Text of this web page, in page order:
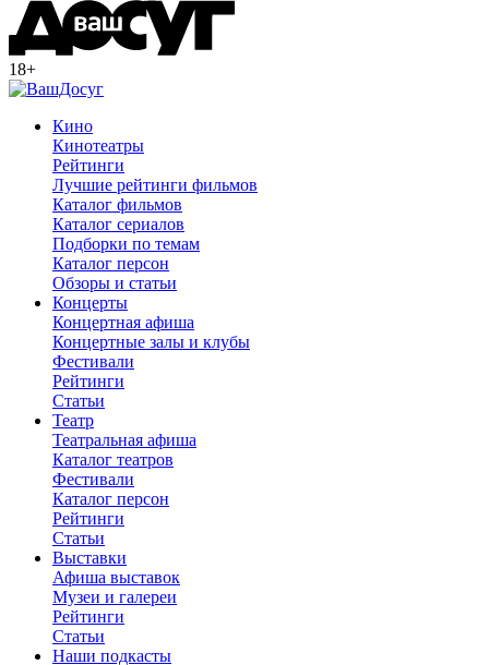
18+
Кино
Кинотеатры
Рейтинги
Лучшие рейтинги фильмов
Каталог фильмов
Каталог сериалов
Подборки по темам
Каталог персон
Обзоры и статьи
Концерты
Концертная афиша
Концертные залы и клубы
Фестивали
Рейтинги
Статьи
Театр
Театральная афиша
Каталог театров
Фестивали
Каталог персон
Рейтинги
Статьи
Выставки
Афиша выставок
Музеи и галереи
Рейтинги
Статьи
Наши подкасты